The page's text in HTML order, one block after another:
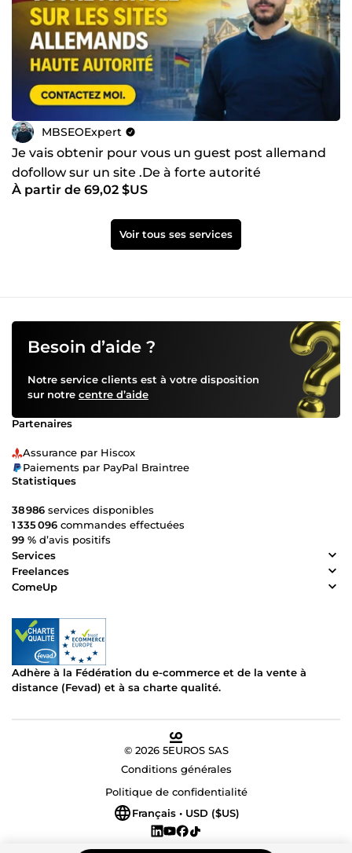
MBSEOExpert
Je vais obtenir pour vous un guest post allemand
dofollow sur un site .De à forte autorité
À partir de 69,02 $US
Voir tous ses services
Besoin d’aide ?
Notre service clients est à votre disposition
sur notre centre d’aide
Partenaires
Assurance par Hiscox
Paiements par PayPal Braintree
Statistiques
38 986 services disponibles
1 335 096 commandes effectuées
99 % d’avis positifs
Services
Freelances
ComeUp
Adhère à la Fédération du e-commerce et de la vente à
distance (Fevad) et à sa charte qualité.
© 2026 5EUROS SAS
Conditions générales
Politique de confidentialité
Français • USD ($US)